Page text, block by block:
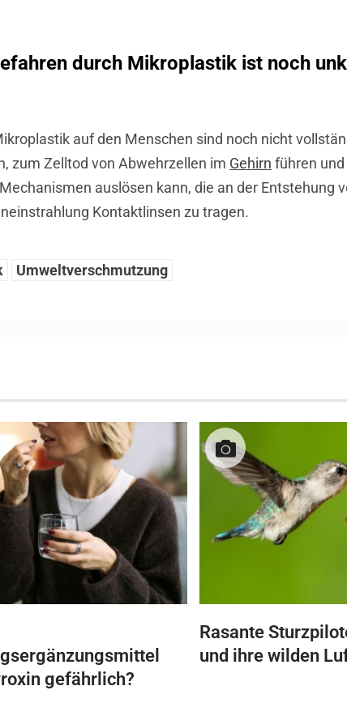
durch Mikroplastik ist noch
auf den Menschen sind noch nicht
zum Zelltod von Abwehrzellen im Gehirn führen
auslösen kann, die an der Entstehung
Kontaktlinsen zu tragen.
Umweltverschmutzung
gefährlich?
Rasante
und ihre wilden